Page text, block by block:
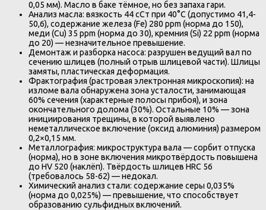
0,05 мм). Масло в баке тёмное, но без запаха гари.
Анализ масла: вязкость 44 сСт при 40°C (допустимо 41,4-
50,6), содержание железа (Fe) 280 ppm (норма до 150),
меди (Cu) 35 ppm (норма до 30), кремния (Si) 22 ppm (норма
до 20) — незначительное превышение.
Демонтаж и разборка насоса: разрушен ведущий вал по
сечению шлицев (полный отрыв шлицевой части). Шлицы
замяты, пластическая деформация.
Фрактография (растровая электронная микроскопия): на
изломе вала обнаружена зона усталости, занимающая
60% сечения (характерные полосы прибоя), и зона
окончательного долома (30%). Остальные 10% — зона
инициирования трещины, в которой выявлено
неметаллическое включение (оксид алюминия) размером
0,2×0,15 мм.
Металлография: микроструктура вала — сорбит отпуска
(норма), но в зоне включения микротвёрдость повышена
до HV 520 (наклёп). Твёрдость шлицев HRC 56
(требовалось 58-62) — недокал.
Химический анализ стали: содержание серы 0,035%
(норма до 0,025%) — превышение, что способствует
образованию сульфидных включений.